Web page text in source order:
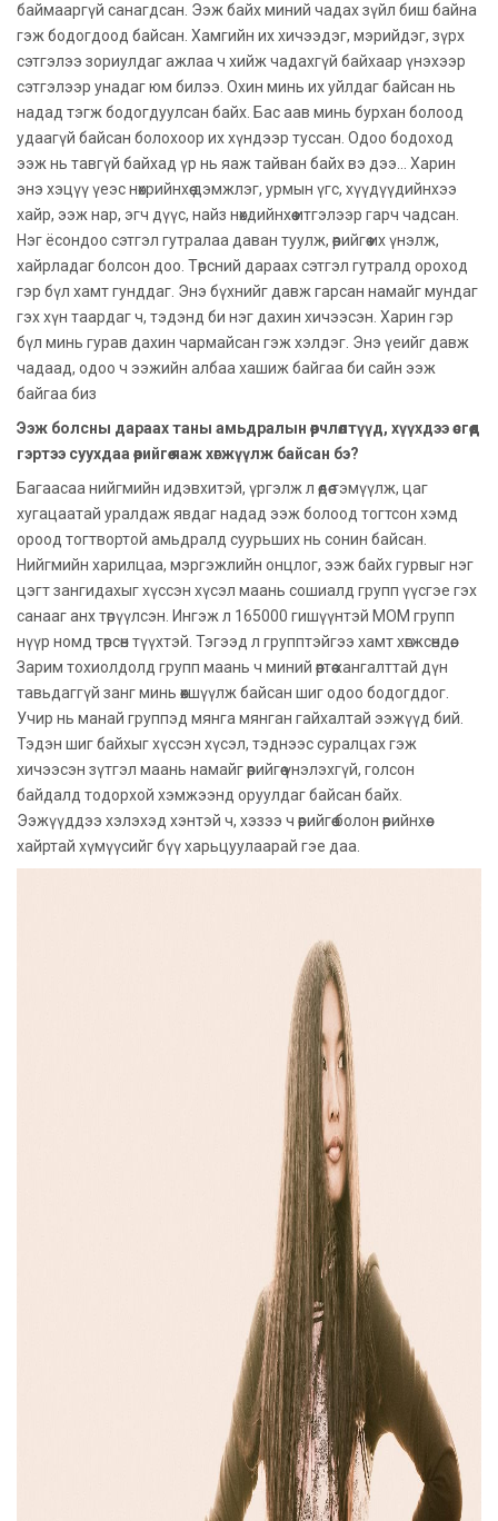
баймааргүй санагдсан. Ээж байх миний чадах зүйл биш байна
гэж бодогдоод байсан. Хамгийн их хичээдэг, мэрийдэг, зүрх
сэтгэлээ зориулдаг ажлаа ч хийж чадахгүй байхаар үнэхээр
сэтгэлээр унадаг юм билээ. Охин минь их уйлдаг байсан нь
надад тэгж бодогдуулсан байх. Бас аав минь бурхан болоод
удаагүй байсан болохоор их хүндээр туссан. Одоо бодоход
ээж нь тавгүй байхад үр нь яаж тайван байх вэ дээ... Харин
энэ хэцүү үеэс нөхрийнхөө дэмжлэг, урмын үгс, хүүдүүдийнхээ
хайр, ээж нар, эгч дүүс, найз нөхдийнхөө итгэлээр гарч чадсан.
Нэг ёсондоо сэтгэл гутралаа даван туулж, өөрийгөө их үнэлж,
хайрладаг болсон доо. Төрсний дараах сэтгэл гутралд ороход
гэр бүл хамт гунддаг. Энэ бүхнийг давж гарсан намайг мундаг
гэх хүн таардаг ч, тэдэнд би нэг дахин хичээсэн. Харин гэр
бүл минь гурав дахин чармайсан гэж хэлдэг. Энэ үеийг давж
чадаад, одоо ч ээжийн албаа хашиж байгаа би сайн ээж
байгаа биз
Ээж болсны дараах таны амьдралын өөрчлөлтүүд, хүүхдээ өсгөөд
гэртээ суухдаа өөрийгөө яаж хөгжүүлж байсан бэ?
Багаасаа нийгмийн идэвхитэй, үргэлж л өөдөө тэмүүлж, цаг
хугацаатай уралдаж явдаг надад ээж болоод тогтсон хэмд
ороод тогтвортой амьдралд суурьших нь сонин байсан.
Нийгмийн харилцаа, мэргэжлийн онцлог, ээж байх гурвыг нэг
цэгт зангидахыг хүссэн хүсэл маань сошиалд групп үүсгэе гэх
санааг анх төрүүлсэн. Ингэж л 165000 гишүүнтэй МОМ групп
нүүр номд төрсөн түүхтэй. Тэгээд л групптэйгээ хамт хөгжсөндөө.
Зарим тохиолдолд групп маань ч миний өөртөө хангалттай дүн
тавьдаггүй занг минь өөхшүүлж байсан шиг одоо бодогддог.
Учир нь манай группэд мянга мянган гайхалтай ээжүүд бий.
Тэдэн шиг байхыг хүссэн хүсэл, тэднээс суралцах гэж
хичээсэн зүтгэл маань намайг өөрийгөө үнэлэхгүй, голсон
байдалд тодорхой хэмжээнд оруулдаг байсан байх.
Ээжүүддээ хэлэхэд хэнтэй ч, хэзээ ч өөрийгөө болон өөрийнхөө
хайртай хүмүүсийг бүү харьцуулаарай гэе даа.